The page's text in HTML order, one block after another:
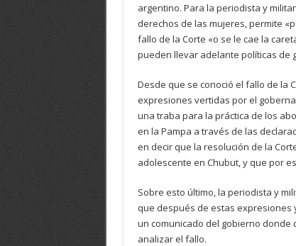
argentino. Para la periodista y
derechos de las mujeres, permite
fallo de la Corte «o se le cae la
pueden llevar adelante políticas de
Desde que se conoció el fallo de la
expresiones vertidas por el
una traba para la práctica de los
en la Pampa a través de las
en decir que la resolución de la
adolescente en Chubut, y que por
Sobre esto último, la periodista y
que después de estas expresiones
un comunicado del gobierno donde
analizar el fallo.